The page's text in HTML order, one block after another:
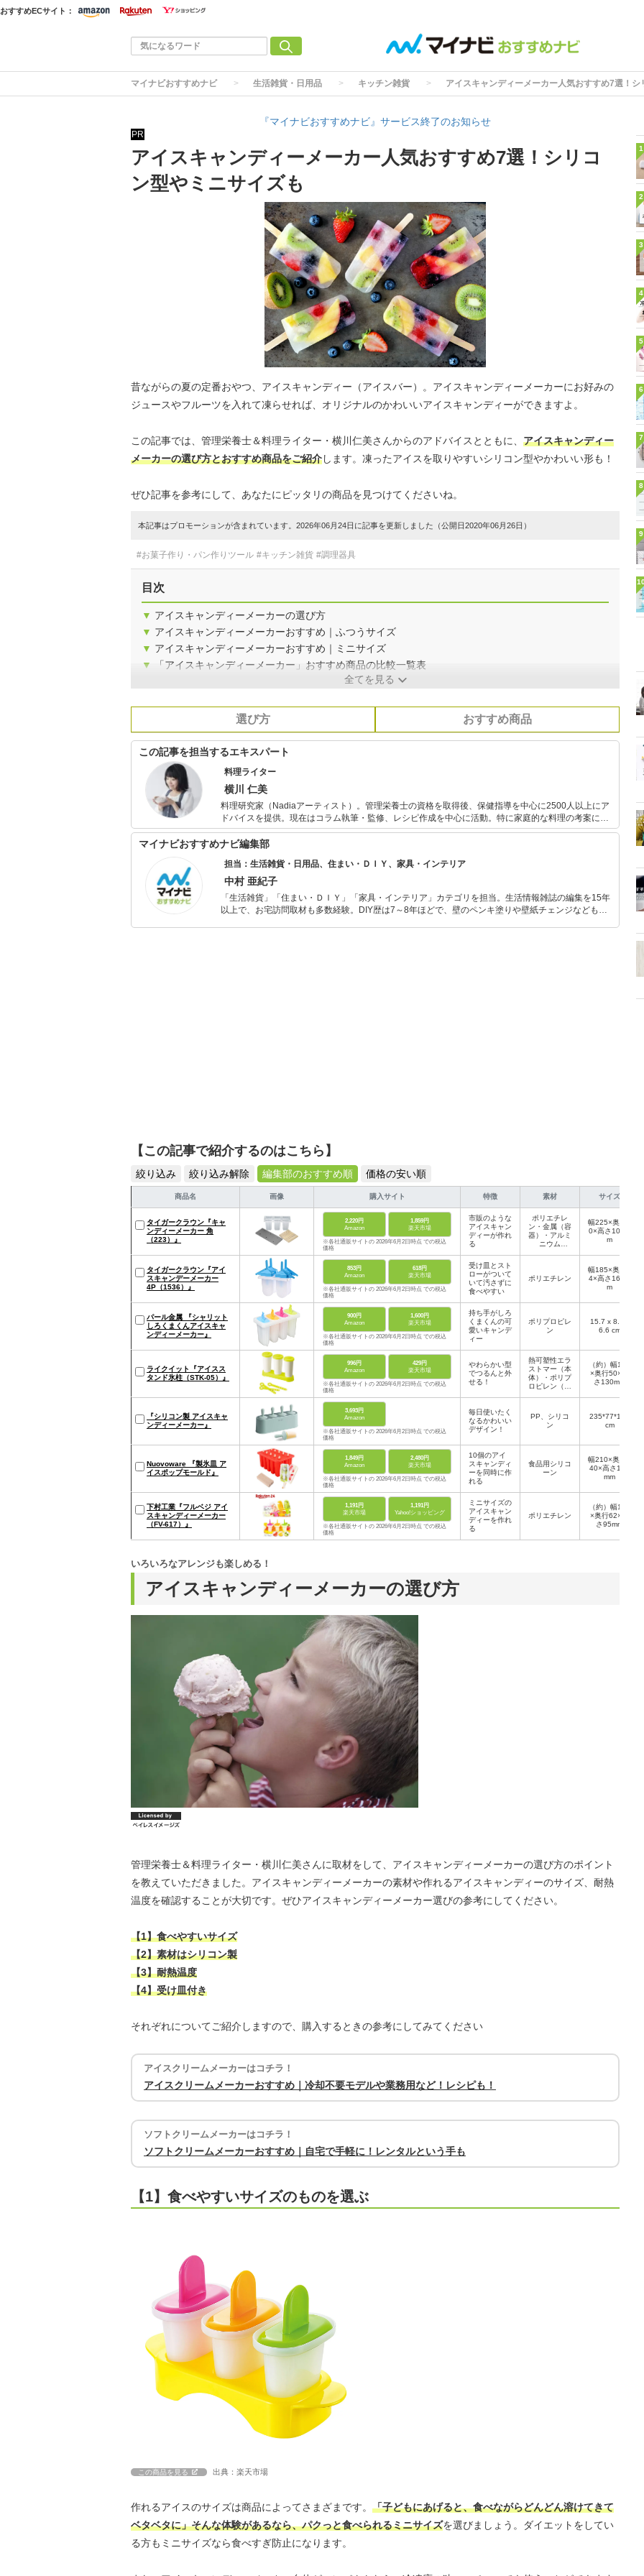
おすすめECサイト：
マイナビおすすめナビ 生活雑貨・日用品 キッチン雑貨 アイスキャンディーメーカー人気おすすめ7選！シ
『マイナビおすすめナビ』サービス終了のお知らせ
PR
アイスキャンディーメーカー人気おすすめ7選！シリコ
ン型やミニサイズも
昔ながらの夏の定番おやつ、アイスキャンディー（アイスバー）。アイスキャンディーメーカーにお好みの
ジュースやフルーツを入れて凍らせれば、オリジナルのかわいいアイスキャンディーができますよ。
この記事では、管理栄養士＆料理ライター・横川仁美さんからのアドバイスとともに、 アイスキャンディー
メーカーの選び方とおすすめ商品をご紹介します。凍ったアイスを取りやすいシリコン型やかわいい形も！
ぜひ記事を参考にして、あなたにピッタリの商品を見つけてくださいね。
本記事はプロモーションが含まれています。2026年06月24日に記事を更新しました（公開日2020年06月26日）
#お菓子作り・パン作りツール #キッチン雑貨 #調理器具
目次
▼ アイスキャンディーメーカーの選び方
▼ アイスキャンディーメーカーおすすめ｜ふつうサイズ
▼ アイスキャンディーメーカーおすすめ｜ミニサイズ
▼
「アイスキャンディーメーカー」おすすめ商品の比較一覧表
全てを見る
選び方 おすすめ商品
この記事を担当するエキスパート
料理ライター
横川 仁美
料理研究家（Nadiaアーティスト）。管理栄養士の資格を取得後、保健指導を中心に2500人以上にア
ドバイスを提供。現在はコラム執筆・監修、レシピ作成を中心に活動。特に家庭的な料理の考案に力
を入れ、企業のブランドイメージやコンセプトに沿った料理を提案し、消費者に商品の価値を伝える
役割を果たしている。
マイナビおすすめナビ編集部
担当：生活雑貨・日用品、住まい・ＤＩＹ、家具・インテリア
中村 亜紀子
「生活雑貨」「住まい・ＤＩＹ」「家具・インテリア」カテゴリを担当。生活情報雑誌の編集を15年
以上で、お宅訪問取材も多数経験。DIY歴は7～8年ほどで、壁のペンキ塗りや壁紙チェンジなどもチ
【この記事で紹介するのはこちら】
絞り込み 絞り込み解除 編集部のおすすめ順 価格の安い順
商品名 画像 購入サイト 特徴 素材 サイズ
タイガークラウン『キャ
ンディーメーカー 角
（223）』
2,220円
Amazon
1,859円
楽天市場
※各社通販サイトの 2026年6月2日時点 での税込
価格
市販のような
アイスキャン
ディーが作れ
る
ポリエチレ
ン・金属（容
器）・アルミ
ニウム
幅225×奥行9
0×高さ100m
m
タイガークラウン『アイ
スキャンデーメーカー
4P（1536）』
853円
Amazon
618円
楽天市場
※各社通販サイトの 2026年6月2日時点 での税込
価格
受け皿とスト
ローがついて
いて汚さずに
食べやすい
ポリエチレン
幅185×奥行9
4×高さ160m
m
パール金属 『シャリット
しろくまくんアイスキャ
ンディーメーカー』
900円
Amazon
1,600円
楽天市場
※各社通販サイトの 2026年6月2日時点 での税込
価格
持ち手がしろ
くまくんの可
愛いキャンデ
ィー
ポリプロピレ
ン
15.7 x 8.9 x
6.6 cm
ライクイット『アイスス
タンド氷柱（STK-05）』
996円
Amazon
429円
楽天市場
※各社通販サイトの 2026年6月2日時点 での税込
価格
やわらかい型
でつるんと外
せる！
熱可塑性エラ
ストマー（本
体）・ポリプ
ロピレン（フ
（約）幅160
×奥行50×高
さ130mm
『シリコン製 アイスキャ
ンディーメーカー』
3,693円
Amazon
※各社通販サイトの 2026年6月2日時点 での税込
価格
毎日使いたく
なるかわいい
デザイン！
PP、シリコ
ン
235*77*120
cm
Nuovoware 『製氷皿 ア
イスポップモールド』
1,849円
Amazon
2,480円
楽天市場
※各社通販サイトの 2026年6月2日時点 での税込
価格
10個のアイ
スキャンディ
ーを同時に作
れる
食品用シリコ
ーン
幅210×奥行1
40×高さ100
mm
下村工業『フルベジ アイ
スキャンディーメーカー
（FV-617）』
1,191円
楽天市場
1,191円
Yahoo!ショッピング
※各社通販サイトの 2026年6月2日時点 での税込
価格
ミニサイズの
アイスキャン
ディーを作れ
る
ポリエチレン
（約）幅162
×奥行62×高
さ95mm
アイスキャンディーメーカーの選び方
いろいろなアレンジも楽しめる！
管理栄養士＆料理ライター・横川仁美さんに取材をして、アイスキャンディーメーカーの選び方のポイント
を教えていただきました。アイスキャンディーメーカーの素材や作れるアイスキャンディーのサイズ、耐熱
温度を確認することが大切です。ぜひアイスキャンディーメーカー選びの参考にしてください。
【1】食べやすいサイズ
【2】素材はシリコン製
【3】耐熱温度
【4】受け皿付き
それぞれについてご紹介しますので、購入するときの参考にしてみてください
アイスクリームメーカーはコチラ！
アイスクリームメーカーおすすめ｜冷却不要モデルや業務用など！レシピも！
ソフトクリームメーカーはコチラ！
ソフトクリームメーカーおすすめ｜自宅で手軽に！レンタルという手も
【1】食べやすいサイズのものを選ぶ
この商品を見る 出典：楽天市場
作れるアイスのサイズは商品によってさまざまです。 「子どもにあげると、食べながらどんどん溶けてきて
ベタベタに」そんな体験があるなら、パクっと食べられるミニサイズを選びましょう。ダイエットをしてい
る方もミニサイズなら食べすぎ防止になります。
1
2
3
4
5
6
7
8
9